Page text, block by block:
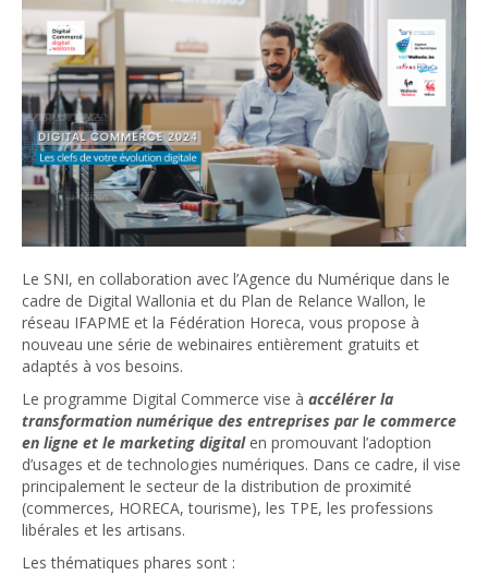
Le SNI, en collaboration avec l’Agence du Numérique dans le
cadre de Digital Wallonia et du Plan de Relance Wallon, le
réseau IFAPME et la Fédération Horeca, vous propose à
nouveau une série de webinaires entièrement gratuits et
adaptés à vos besoins.
Le programme Digital Commerce vise à accélérer la
transformation numérique des entreprises par le commerce
en ligne et le marketing digitalen promouvant l’adoption
d’usages et de technologies numériques. Dans ce cadre, il vise
principalement le secteur de la distribution de proximité
(commerces, HORECA, tourisme), les TPE, les professions
libérales et les artisans.
Les thématiques phares sont :